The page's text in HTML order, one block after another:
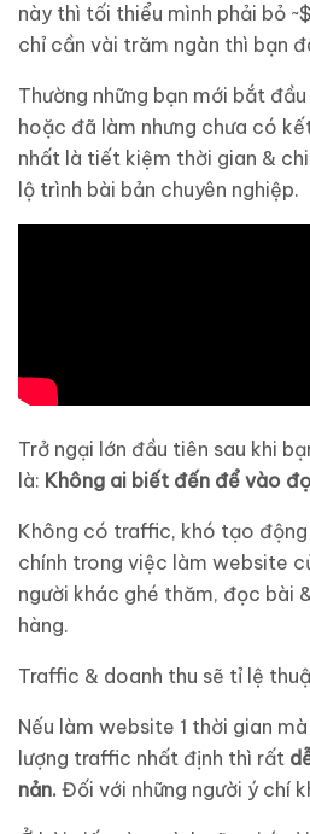
này thì tối thiểu mình phải bỏ
chỉ cần vài trăm ngàn thì bạn
Thường những bạn mới bắt
hoặc đã làm nhưng chưa có
nhất là tiết kiệm thời gian &
lộ trình bài bản chuyên nghiệp.
Trở ngại lớn đầu tiên sau khi
là: Không ai biết đến để vào
Không có traffic, khó tạo
chính trong việc làm website
người khác ghé thăm, đọc bài
hàng.
Traffic & doanh thu sẽ tỉ lệ
Nếu làm website 1 thời gian
lượng traffic nhất định thì rất
nản. Đối với những người ý chí